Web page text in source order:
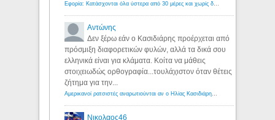
Εφορία: Κατάσχονται όλα ύστερα από 30 μέρες και χωρίς δικαστικές αποφάσεις - Λόγιος Ερμής
Αντώνης
Δεν ξέρω εάν ο Κασιδιάρης προέρχεται από
πρόσμιξη διαφορετικών φυλών, αλλά τα δικά σου
ελληνικά είναι για κλάματα. Κοίτα να μάθεις
στοιχειωδώς ορθογραφία...τουλάχιστον όταν θέτεις
ζήτημα για την...
Αμερικανοί ρατσιστές αναρωτιούνται αν ο Ηλίας Κασιδιάρης ανήκει στη λευκή φυλή... - Λόγιος Ερμής
Νικολαος46